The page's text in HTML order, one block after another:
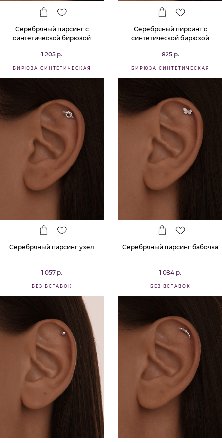
Серебряный пирсинг с
синтетической бирюзой
1 205 р.
БИРЮЗА СИНТЕТИЧЕСКАЯ
Серебряный пирсинг с
синтетической бирюзой
825 р.
БИРЮЗА СИНТЕТИЧЕСКАЯ
Серебряный пирсинг узел
1 057 р.
БЕЗ ВСТАВОК
Серебряный пирсинг бабочка
1 084 р.
БЕЗ ВСТАВОК